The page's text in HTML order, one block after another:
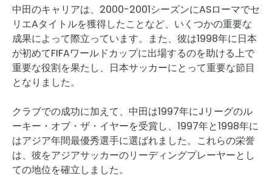
中田のキャリアは、2000-2001シーズンにASローマでセ
リエAタイトルを獲得したことなど、いくつかの重要な
成果によって際立っています。また、彼は1998年に日本
が初めてFIFAワールドカップに出場するのを助ける上で
重要な役割を果たし、日本サッカーにとって重要な節目
となりました。
クラブでの成功に加えて、中田は1997年にJリーグのル
ーキー・オブ・ザ・イヤーを受賞し、1997年と1998年に
はアジア年間最優秀選手に選ばれました。これらの栄誉
は、彼をアジアサッカーのリーディングプレーヤーとし
ての地位を確立しました。